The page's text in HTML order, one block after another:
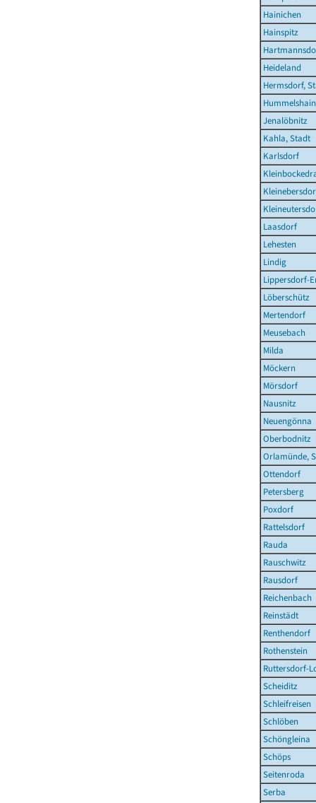
Hainichen
Hainspitz
Heideland
Hermsdorf,
Hummelshain
Jenalöbnitz
Kahla, Stadt
Karlsdorf
Laasdorf
Lehesten
Lindig
Lippersdorf-
Löberschütz
Mertendorf
Meusebach
Milda
Möckern
Mörsdorf
Nausnitz
Neuengönna
Oberbodnitz
Orlamünde,
Ottendorf
Petersberg
Poxdorf
Rattelsdorf
Rauda
Rauschwitz
Rausdorf
Reichenbach
Reinstädt
Renthendorf
Rothenstein
Ruttersdorf-
Scheiditz
Schleifreisen
Schlöben
Schöngleina
Schöps
Seitenroda
Serba